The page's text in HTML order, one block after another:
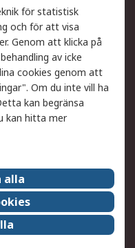
av varor
din order
med RS-konto
Centre
för statistisk
och för att visa
Genom att klicka på
av icke
cookies genom att
Om du inte vill ha
kan begränsa
kan hitta mer
alla